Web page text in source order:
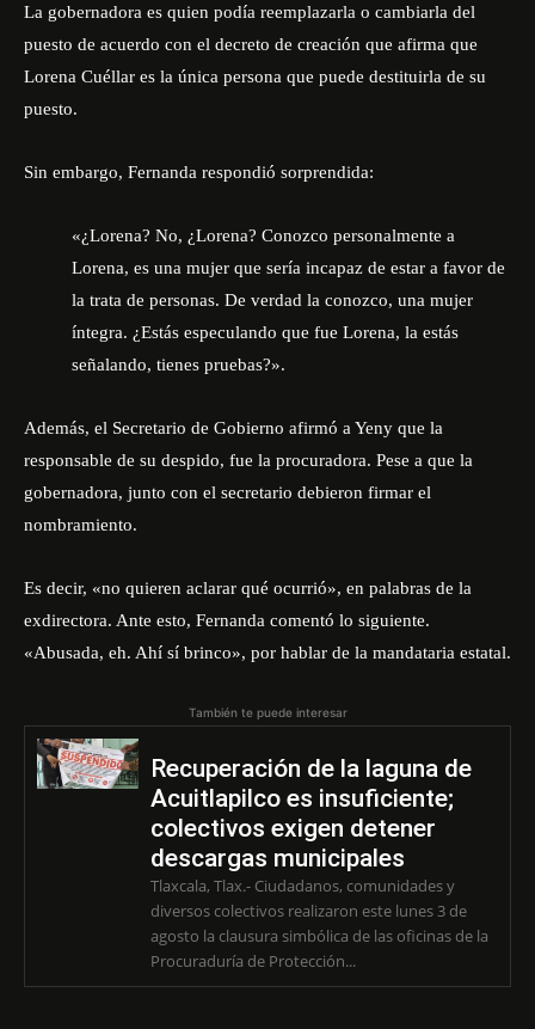
La gobernadora es quien podía reemplazarla o cambiarla del
puesto de acuerdo con el decreto de creación que afirma que
Lorena Cuéllar es la única persona que puede destituirla de su
puesto.
Sin embargo, Fernanda respondió sorprendida:
«¿Lorena? No, ¿Lorena? Conozco personalmente a
Lorena, es una mujer que sería incapaz de estar a favor de
la trata de personas. De verdad la conozco, una mujer
íntegra. ¿Estás especulando que fue Lorena, la estás
señalando, tienes pruebas?».
Además, el Secretario de Gobierno afirmó a Yeny que la
responsable de su despido, fue la procuradora. Pese a que la
gobernadora, junto con el secretario debieron firmar el
nombramiento.
Es decir, «no quieren aclarar qué ocurrió», en palabras de la
exdirectora. Ante esto, Fernanda comentó lo siguiente.
«Abusada, eh. Ahí sí brinco», por hablar de la mandataria estatal.
También te puede interesar
Recuperación de la laguna de
Acuitlapilco es insuficiente;
colectivos exigen detener
descargas municipales
Tlaxcala, Tlax.- Ciudadanos, comunidades y
diversos colectivos realizaron este lunes 3 de
agosto la clausura simbólica de las oficinas de la
Procuraduría de Protección...